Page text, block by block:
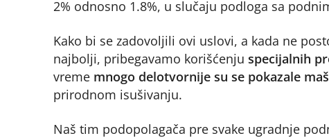
2% odnosno 1.8%, u slučaju podloga sa
Kako bi se zadovoljili ovi uslovi, a kada ne
najbolji, pribegavamo korišćenju specijalnih
vreme mnogo delotvornije su se pokazale
prirodnom isušivanju.
Naš tim podopolagača pre svake ugradnje